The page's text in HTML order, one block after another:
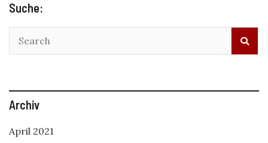
Suche:
Archiv
April 2021